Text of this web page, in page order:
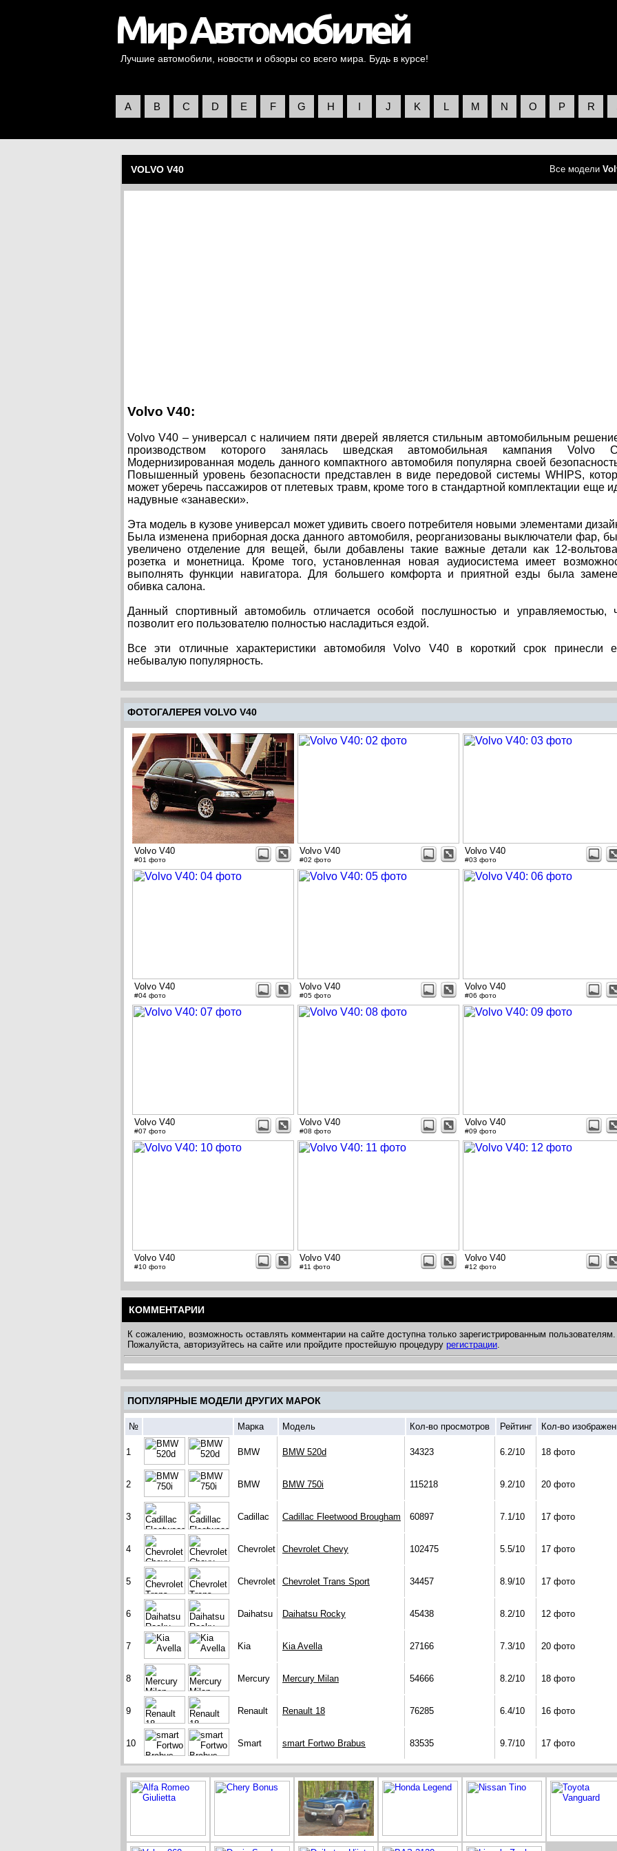
Лучшие автомобили, новости и обзоры со всего мира. Будь в курсе!
A B C D E F G H I J K L M N O P R
VOLVO V40 Все модели
Volvo V40:
Volvo V40 – универсал с наличием пяти дверей является стильным автомобильным
производством которого занялась шведская автомобильная кампания Volvo
Модернизированная модель данного компактного автомобиля популярна своей
Повышенный уровень безопасности представлен в виде передовой системы WHIPS,
может уберечь пассажиров от плетевых травм, кроме того в стандартной комплектации еще
надувные «занавески».
Эта модель в кузове универсал может удивить своего потребителя новыми элементами
Была изменена приборная доска данного автомобиля, реорганизованы выключатели фар,
увеличено отделение для вещей, были добавлены такие важные детали как 12-
розетка и монетница. Кроме того, установленная новая аудиосистема имеет
выполнять функции навигатора. Для большего комфорта и приятной езды была
обивка салона.
Данный спортивный автомобиль отличается особой послушностью и управляемостью,
позволит его пользователю полностью насладиться ездой.
Все эти отличные характеристики автомобиля Volvo V40 в короткий срок принесли
небывалую популярность.
ФОТОГАЛЕРЕЯ VOLVO V40
Volvo V40
#01 фото
Volvo V40
#02 фото
Volvo V40
#03 фото
Volvo V40
#04 фото
Volvo V40
#05 фото
Volvo V40
#06 фото
Volvo V40
#07 фото
Volvo V40
#08 фото
Volvo V40
#09 фото
Volvo V40
#10 фото
Volvo V40
#11 фото
Volvo V40
#12 фото
КОММЕНТАРИИ
К сожалению, возможность оставлять комментарии на сайте доступна только зарегистрированным пользователям.
Пожалуйста, авторизуйтесь на сайте или пройдите простейшую процедуру регистрации.
ПОПУЛЯРНЫЕ МОДЕЛИ ДРУГИХ МАРОК
№ Марка Модель Кол-во просмотров Рейтинг Кол-во
1 BMW BMW 520d 34323 6.2/10 18 фото
2 BMW BMW 750i 115218 9.2/10 20 фото
3 Cadillac Cadillac Fleetwood Brougham 60897 7.1/10 17 фото
4 Chevrolet Chevrolet Chevy 102475 5.5/10 17 фото
5 Chevrolet Chevrolet Trans Sport 34457 8.9/10 17 фото
6 Daihatsu Daihatsu Rocky 45438 8.2/10 12 фото
7 Kia Kia Avella 27166 7.3/10 20 фото
8 Mercury Mercury Milan 54666 8.2/10 18 фото
9 Renault Renault 18 76285 6.4/10 16 фото
10 Smart smart Fortwo Brabus 83535 9.7/10 17 фото